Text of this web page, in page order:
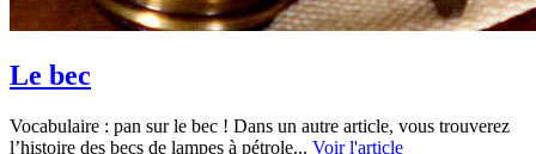
Le bec
Vocabulaire : pan sur le bec ! Dans un autre article, vous trouverez
l’histoire des becs de lampes à pétrole... Voir l'article